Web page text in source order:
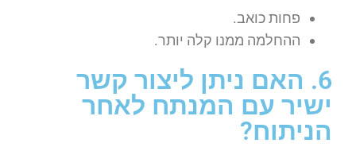
פחות כואב.
ההחלמה ממנו קלה יותר.
6. האם ניתן ליצור קשר
ישיר עם המנתח לאחר
הניתוח?